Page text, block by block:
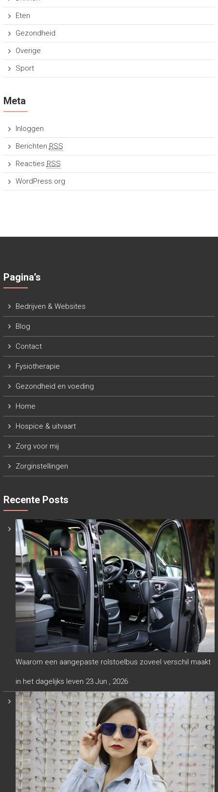
Eten
Gezondheid
Overige
Sport
Meta
Inloggen
Berichten RSS
Reacties RSS
WordPress.org
Pagina’s
Bedrijven & Websites
Blog
Contact
Fysiotherapie
Gezondheid en voeding
Home
Hospice & uitvaart
Zorg voor mij
Zorginstellingen
Recente Posts
Waarom een aangepaste rolstoelbus zoveel verschil maakt
in het dagelijks leven 23 Jun , 2026